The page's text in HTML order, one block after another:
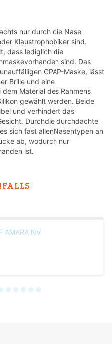
nur durch die Nase
Klaustrophobiker sind.
dass lediglich die
sind. Das
CPAP-Maske, lässt
Brille und eine
Material des Rahmens
gewählt werden. Beide
und verhindert das
Durchdie durchdachte
sich fast allenNasentypen an
ab, wodurch nur
ist.